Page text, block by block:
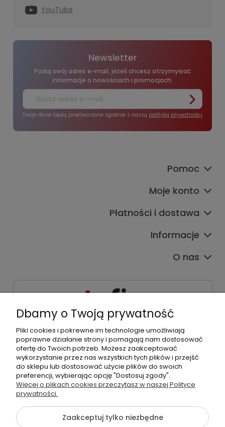
YouTube
Newsletter
Podaj swój adres e-mail, jeżeli chcesz otrzymywać
informacje o nowościach i promocjach.
Twoje dane będą przetwarzane zgodnie z naszą polityką prywatności
Pomoc
Moje konto
Płatności i dostawa
Informacje
O nas
533539538
kontakt@tpfix.pl
©2026 Wszelkie Prawa Zastrzeżone | tpfix.pl
Szablon Flex byEcommercy
Dbamy o Twoją prywatność
Pliki cookies i pokrewne im technologie umożliwiają
poprawne działanie strony i pomagają nam dostosować
ofertę do Twoich potrzeb. Możesz zaakceptować
wykorzystanie przez nas wszystkich tych plików i przejść
do sklepu lub dostosować użycie plików do swoich
preferencji, wybierając opcję "Dostosuj zgody".
Więcej o plikach cookies przeczytasz w naszej Polityce
prywatności.
Zaakceptuj tylko niezbędne